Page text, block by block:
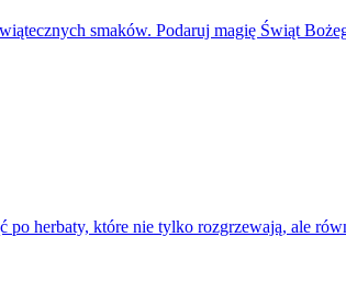
smaków. Podaruj magię Świąt
herbaty, które nie tylko rozgrzewają, ale